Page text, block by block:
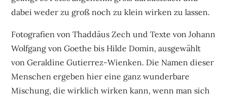
dabei weder zu groß noch zu klein wirken zu lassen.
Fotografien von Thaddäus Zech und Texte von Johann
Wolfgang von Goethe bis Hilde Domin, ausgewählt
von Geraldine Gutierrez-Wienken. Die Namen dieser
Menschen ergeben hier eine ganz wunderbare
Mischung, die wirklich wirken kann, wenn man sich